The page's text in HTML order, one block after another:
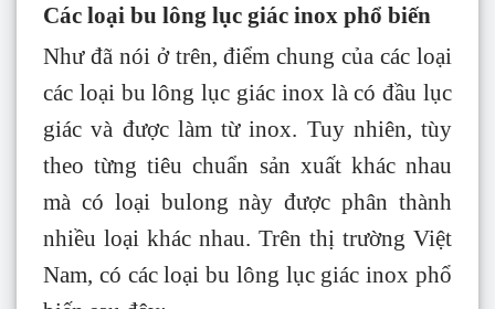
Các loại bu lông lục giác inox phổ biến
Như đã nói ở trên, điểm chung của các loại
các loại bu lông lục giác inox là có đầu lục
giác và được làm từ inox. Tuy nhiên, tùy
theo từng tiêu chuẩn sản xuất khác nhau
mà có loại bulong này được phân thành
nhiều loại khác nhau. Trên thị trường Việt
Nam, có các loại bu lông lục giác inox phổ